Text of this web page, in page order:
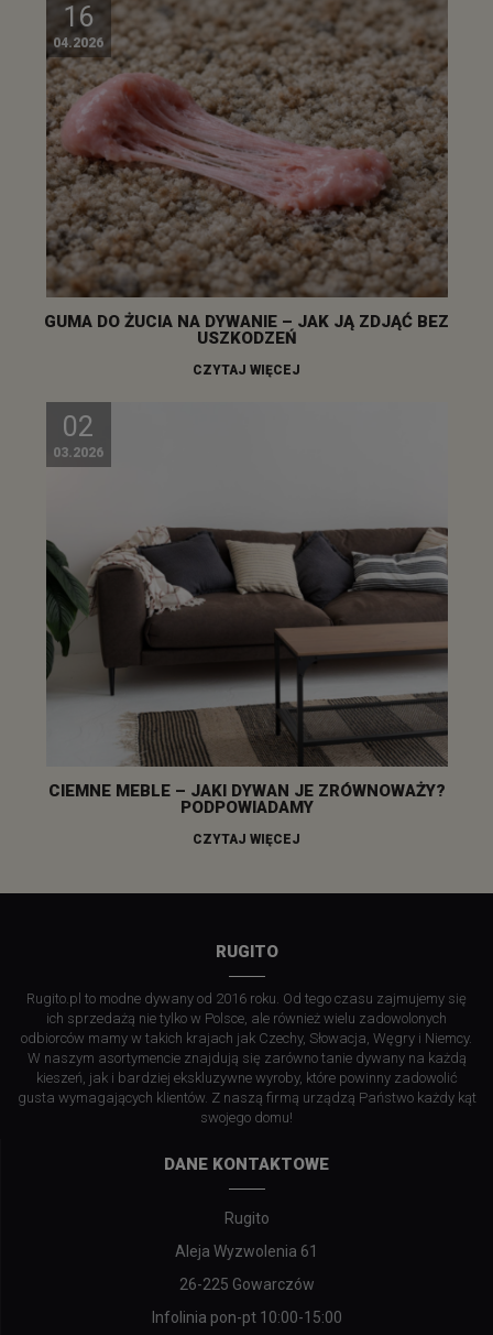
16
04.2026
GUMA DO ŻUCIA NA DYWANIE – JAK JĄ ZDJĄĆ BEZ
USZKODZEŃ
CZYTAJ WIĘCEJ
02
03.2026
CIEMNE MEBLE – JAKI DYWAN JE ZRÓWNOWAŻY?
PODPOWIADAMY
CZYTAJ WIĘCEJ
RUGITO
Rugito.pl to modne dywany od 2016 roku. Od tego czasu zajmujemy się
ich sprzedażą nie tylko w Polsce, ale również wielu zadowolonych
odbiorców mamy w takich krajach jak Czechy, Słowacja, Węgry i Niemcy.
W naszym asortymencie znajdują się zarówno tanie dywany na każdą
kieszeń, jak i bardziej ekskluzywne wyroby, które powinny zadowolić
gusta wymagających klientów. Z naszą firmą urządzą Państwo każdy kąt
swojego domu!
DANE KONTAKTOWE
Rugito
Aleja Wyzwolenia 61
26-225 Gowarczów
Infolinia pon-pt 10:00-15:00